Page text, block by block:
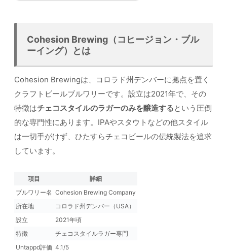
Cohesion Brewing（コヒージョン・ブル
ーイング）とは
Cohesion Brewingは、コロラド州デンバーに拠点を置く
クラフトビールブルワリーです。設立は2021年で、その
特徴はチェコスタイルのラガーのみを醸造するという圧倒
的な専門性にあります。IPAやスタウトなどの他スタイル
は一切手がけず、ひたすらチェコビールの伝統製法を追求
しています。
項目
詳細
ブルワリー名 Cohesion Brewing Company
所在地
コロラド州デンバー（USA）
設立
2021年頃
特徴
チェコスタイルラガー専門
Untappd評価 4.1/5